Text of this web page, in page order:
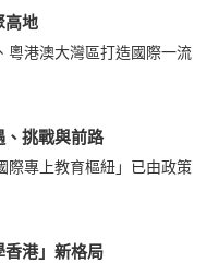
地
粵港澳大灣區打造國際一流
挑戰與前路
際專上教育樞紐」已由政策
港」新格局